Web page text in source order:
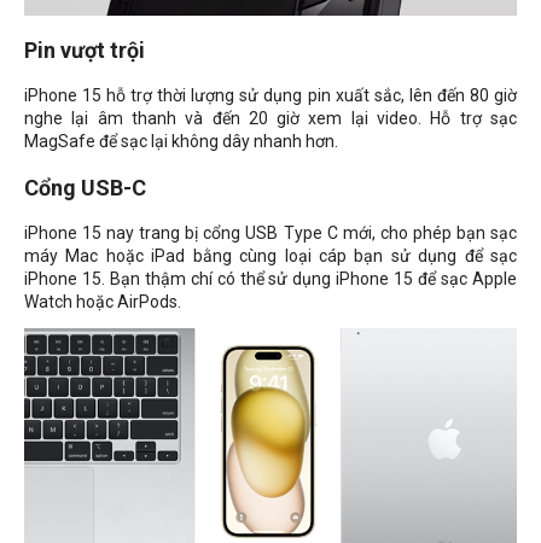
Pin vượt trội
iPhone 15 hỗ trợ thời lượng sử dụng pin xuất sắc, lên đến 80 giờ
nghe lại âm thanh và đến 20 giờ xem lại video. Hỗ trợ sạc
MagSafe để sạc lại không dây nhanh hơn.
Cổng USB-C
iPhone 15 nay trang bị cổng USB Type C mới, cho phép bạn sạc
máy Mac hoặc iPad bằng cùng loại cáp bạn sử dụng để sạc
iPhone 15. Bạn thậm chí có thể sử dụng iPhone 15 để sạc Apple
Watch hoặc AirPods.